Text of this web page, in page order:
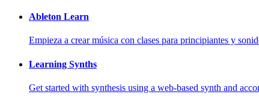
Ableton Learn
Empieza a crear música con clases para principiantes y
Learning Synths
Get started with synthesis using a web-based synth and